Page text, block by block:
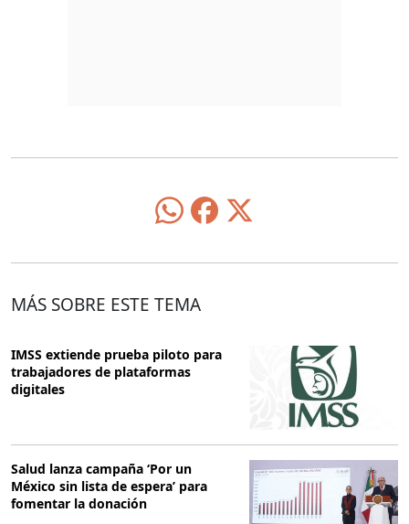
MÁS SOBRE ESTE TEMA
IMSS extiende prueba piloto para
trabajadores de plataformas
digitales
Salud lanza campaña ‘Por un
México sin lista de espera’ para
fomentar la donación